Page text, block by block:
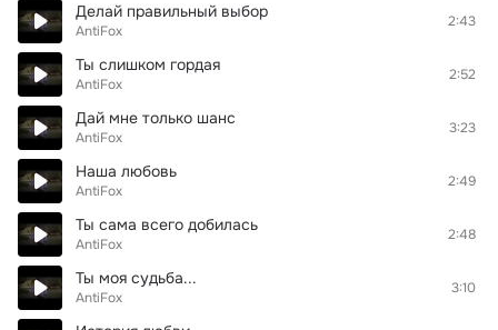
Делай правильный выбор
AntiFox
2:43
Ты слишком гордая
AntiFox
2:52
Дай мне только шанс
AntiFox
3:23
Наша любовь
AntiFox
2:49
Ты сама всего добилась
AntiFox
2:48
Ты моя судьба...
AntiFox
3:10